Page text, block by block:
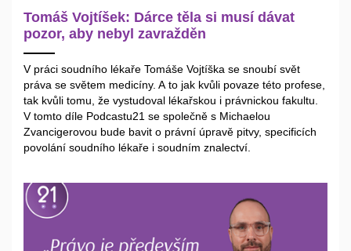
Tomáš Vojtíšek: Dárce těla si musí dávat
pozor, aby nebyl zavražděn
V práci soudního lékaře Tomáše Vojtíška se snoubí svět
práva se světem medicíny. A to jak kvůli povaze této profese,
tak kvůli tomu, že vystudoval lékařskou i právnickou fakultu.
V tomto díle Podcastu21 se společně s Michaelou
Zvancigerovou bude bavit o právní úpravě pitvy, specificích
povolání soudního lékaře i soudním znalectví.